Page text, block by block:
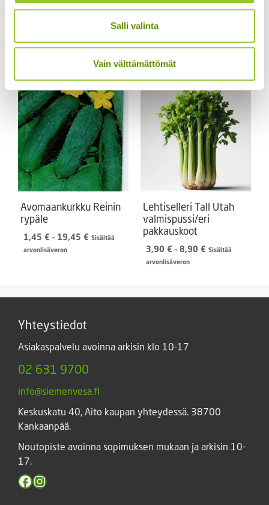
Salli valinta
Vain välttämättömät
4,70€ – 19,70€Hintaluokka:
4,70 €
Sisältää
Kasvihuonekurkku
Burpless Tasty Green
F1 (20 s.)
5,90€ Sisältää arvonlisäveron
Avomaankurkku Reinin
rypäle
1,45 € – 19,45 € Hintaluokka:
Sisältää
arvonlisäveron
Lehtiselleri Tall Utah
valmispussi/eri
pakkauskoot
3,90 € – 8,90 € Hintaluokka:
Sisältää
arvonlisäveron
Yhteystiedot
Asiakaspalvelu avoinna arkisin klo 10-17
02 631 9700
info@siemenvesa.fi
Keskuskatu 40, Aito kaupan yhteydessä. 38700
Kankaanpää.
Noutopiste avoinna sopimuksen mukaan ja arkisin 10-
17.
Facebook
Instagram